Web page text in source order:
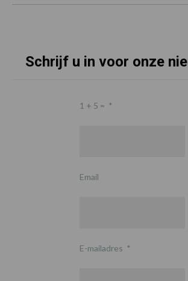
Schrijf u in voor onze
1 + 5 = *
Email
E-mailadres *